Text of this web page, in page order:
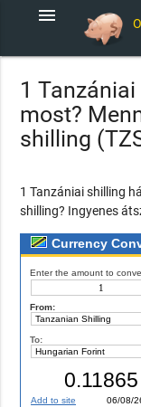
menu
1
most?
shilling
1 Tanzániai shilling
shilling? Ingyenes